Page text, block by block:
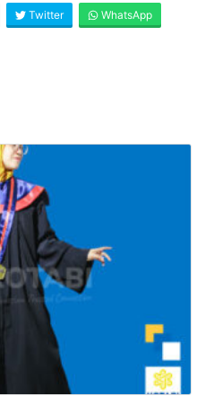
Twitter WhatsApp